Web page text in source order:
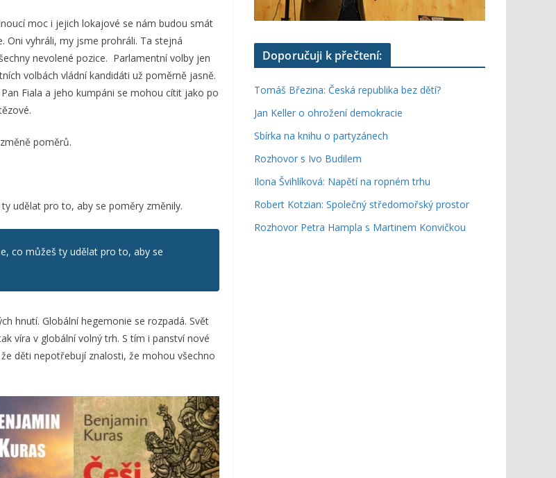
moc i jejich lokajové se nám budou smát
Oni vyhráli, my jsme prohráli. Ta stejná
nevolené pozice. Parlamentní volby jen
volbách vládní kandidáti už poměrně jasně.
Fiala a jeho kumpáni se mohou cítit jako po
poměrů.
udělat pro to, aby se poměry změnily.
co můžeš ty udělat pro to, aby se
hnutí. Globální hegemonie se rozpadá. Svět
víra v globální volný trh. S tím i panství nové
děti nepotřebují znalosti, že mohou všechno
Doporučuji k přečtení:
Tomáš Březina: Česká republika bez dětí?
Jan Keller o ohrožení demokracie
Sbírka na knihu o partyzánech
Rozhovor s Ivo Budilem
Ilona Švihlíková: Napětí na ropném trhu
Robert Kotzian: Společný středomořský prostor
Rozhovor Petra Hampla s Martinem Konvičkou